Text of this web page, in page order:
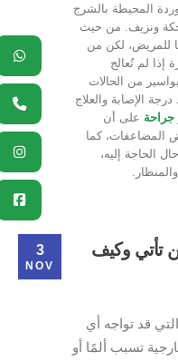
المحيطة بالشرج
بحكة ونزيف. من حيث
للمريض، لكن من
إذا لم تُعالج
من الحالات
درجة الإصابة والعلاج
جراحة على أن
المضاعفات، كما
الحاجة إليه،
والمنظار.
3
NOV
تأتي وكيف
قد تواجه أي
تسبب ألمًا أو